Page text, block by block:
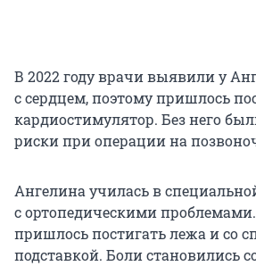
В 2022 году врачи выявили у
с сердцем, поэтому пришлось
кардиостимулятор. Без него
риски при операции на
Ангелина училась в
с ортопедическими
пришлось постигать лежа и со
подставкой. Боли становились